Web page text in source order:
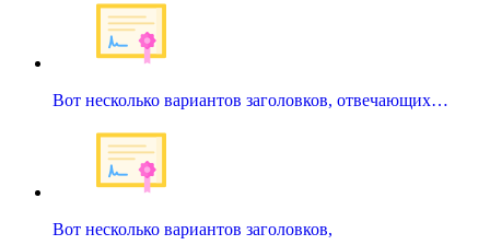
Вот несколько вариантов заголовков, отвечающих…
Вот несколько вариантов заголовков,